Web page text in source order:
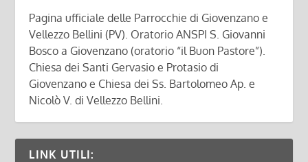
Pagina ufficiale delle Parrocchie di Giovenzano e
Vellezzo Bellini (PV). Oratorio ANSPI S. Giovanni
Bosco a Giovenzano (oratorio “il Buon Pastore”).
Chiesa dei Santi Gervasio e Protasio di
Giovenzano e Chiesa dei Ss. Bartolomeo Ap. e
Nicolò V. di Vellezzo Bellini.
LINK UTILI: